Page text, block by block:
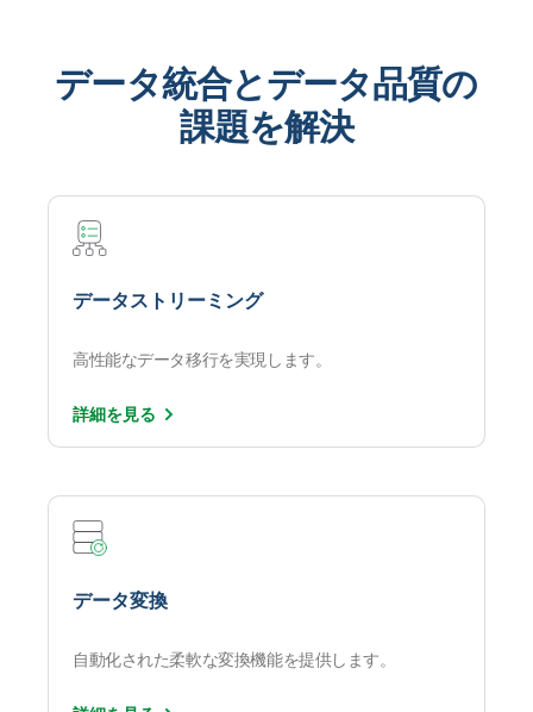
データ統合とデータ品質の
課題を解決
データストリーミング
高性能なデータ移行を実現します。
詳細を見る
データ変換
自動化された柔軟な変換機能を提供します。